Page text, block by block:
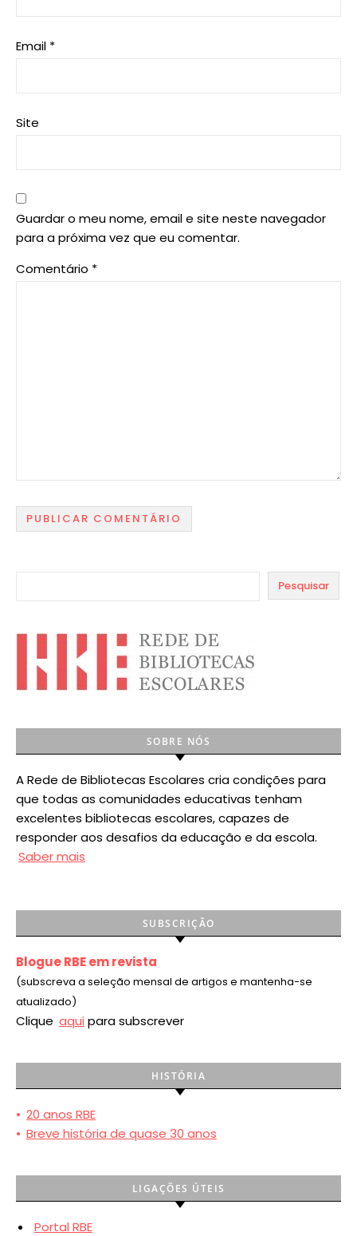
Email *
Site
Guardar o meu nome, email e site neste navegador
para a próxima vez que eu comentar.
Comentário *
Pesquisar
SOBRE NÓS
A Rede de Bibliotecas Escolares cria condições para
que todas as comunidades educativas tenham
excelentes bibliotecas escolares, capazes de
responder aos desafios da educação e da escola.
Saber mais
SUBSCRIÇÃO
Blogue RBE em revista
(subscreva a seleção mensal de artigos e mantenha-se
atualizado)
Clique aqui para subscrever
HISTÓRIA
• 20 anos RBE
• Breve história de quase 30 anos
LIGAÇÕES ÚTEIS
Portal RBE